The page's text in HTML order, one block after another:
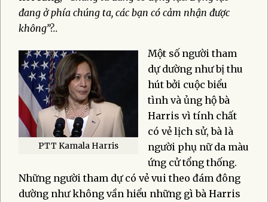
đang ở phía chúng ta, các bạn có cảm nhận được
không”?..
PTT Kamala Harris
Một số người tham
dự dường như bị thu
hút bởi cuộc biểu
tình và ủng hộ bà
Harris vì tính chất
có vẻ lịch sử, bà là
người phụ nữ da màu
ứng cử tổng thống.
Những người tham dự có vẻ vui theo đám đông
dường như không vần hiểu những gì bà Harris